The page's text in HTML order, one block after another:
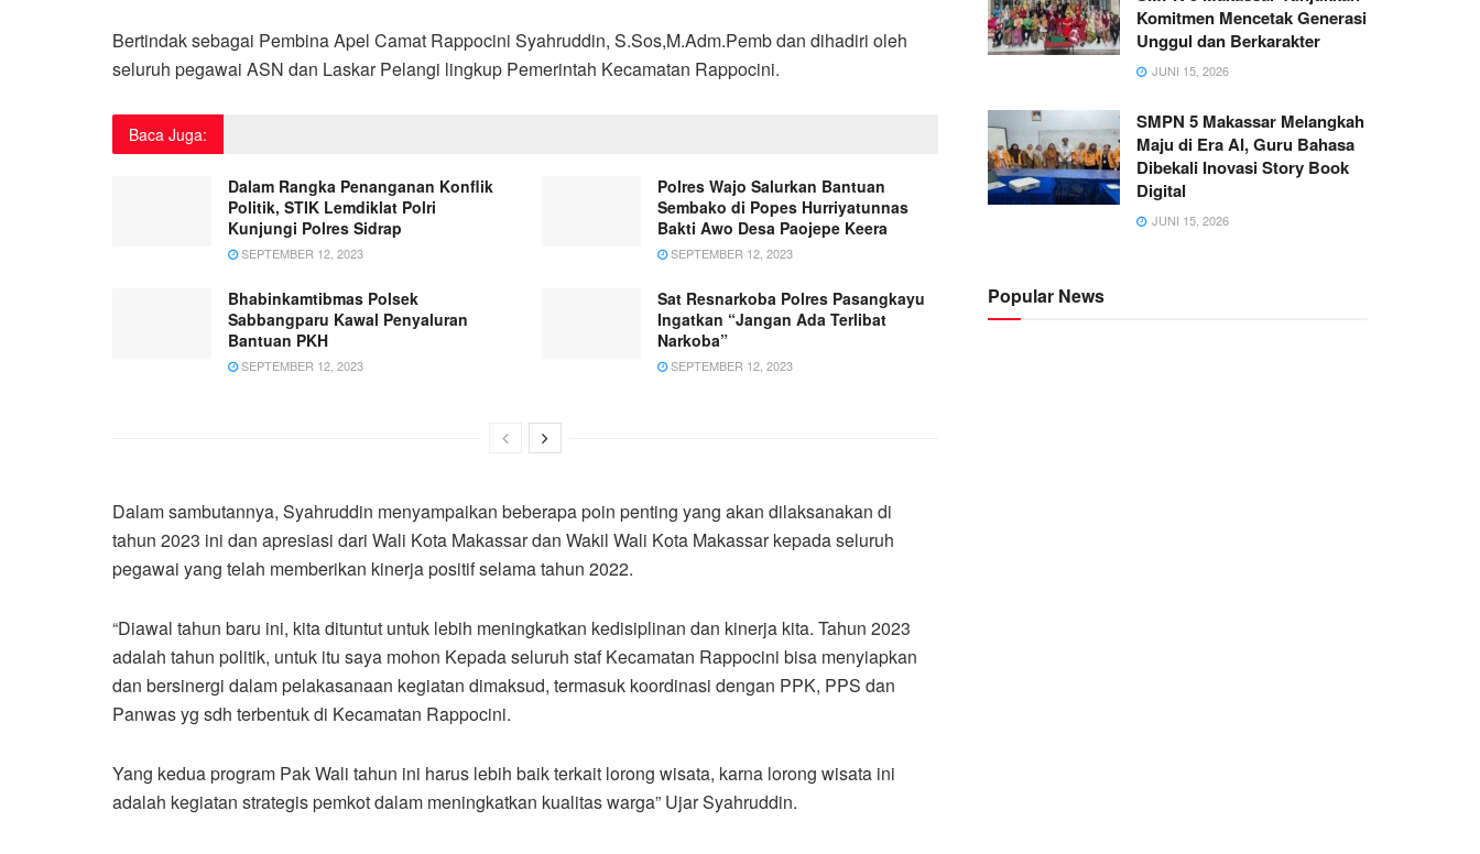
Bertindak sebagai Pembina Apel Camat Rappocini Syahruddin, S.Sos,M.Adm.Pemb dan dihadiri oleh
seluruh pegawai ASN dan Laskar Pelangi lingkup Pemerintah Kecamatan Rappocini.
Baca Juga:
Dalam Rangka Penanganan Konflik
Politik, STIK Lemdiklat Polri
Kunjungi Polres Sidrap
SEPTEMBER 12, 2023
Polres Wajo Salurkan Bantuan
Sembako di Popes Hurriyatunnas
Bakti Awo Desa Paojepe Keera
SEPTEMBER 12, 2023
Bhabinkamtibmas Polsek
Sabbangparu Kawal Penyaluran
Bantuan PKH
SEPTEMBER 12, 2023
Sat Resnarkoba Polres Pasangkayu
Ingatkan “Jangan Ada Terlibat
Narkoba”
SEPTEMBER 12, 2023
Dalam sambutannya, Syahruddin menyampaikan beberapa poin penting yang akan dilaksanakan di
tahun 2023 ini dan apresiasi dari Wali Kota Makassar dan Wakil Wali Kota Makassar kepada seluruh
pegawai yang telah memberikan kinerja positif selama tahun 2022.
“Diawal tahun baru ini, kita dituntut untuk lebih meningkatkan kedisiplinan dan kinerja kita. Tahun 2023
adalah tahun politik, untuk itu saya mohon Kepada seluruh staf Kecamatan Rappocini bisa menyiapkan
dan bersinergi dalam pelakasanaan kegiatan dimaksud, termasuk koordinasi dengan PPK, PPS dan
Panwas yg sdh terbentuk di Kecamatan Rappocini.
Yang kedua program Pak Wali tahun ini harus lebih baik terkait lorong wisata, karna lorong wisata ini
adalah kegiatan strategis pemkot dalam meningkatkan kualitas warga” Ujar Syahruddin.
Komitmen Mencetak Generasi
Unggul dan Berkarakter
JUNI 15, 2026
SMPN 5 Makassar Melangkah
Maju di Era AI, Guru Bahasa
Dibekali Inovasi Story Book
Digital
JUNI 15, 2026
Popular News